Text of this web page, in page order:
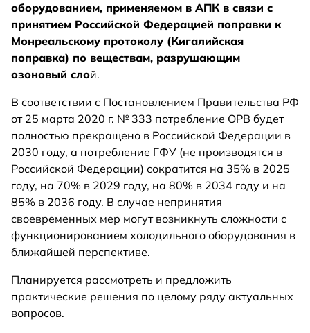
оборудованием, применяемом в АПК в связи с
принятием Российской Федерацией поправки к
Монреальскому протоколу (Кигалийская
поправка) по веществам, разрушающим
озоновый слой.
В соответствии с Постановлением Правительства РФ
от 25 марта 2020 г. № 333 потребление ОРВ будет
полностью прекращено в Российской Федерации в
2030 году, а потребление ГФУ (не производятся в
Российской Федерации) сократится на 35% в 2025
году, на 70% в 2029 году, на 80% в 2034 году и на
85% в 2036 году. В случае непринятия
своевременных мер могут возникнуть сложности с
функционированием холодильного оборудования в
ближайшей перспективе.
Планируется рассмотреть и предложить
практические решения по целому ряду актуальных
вопросов.